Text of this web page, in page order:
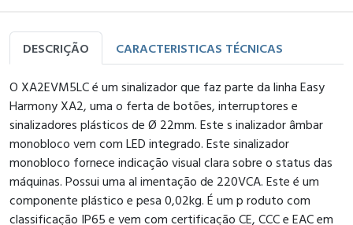
DESCRIÇÃO CARACTERISTICAS TÉCNICAS
O XA2EVM5LC é um sinalizador que faz parte da linha Easy
Harmony XA2, uma o ferta de botões, interruptores e
sinalizadores plásticos de Ø 22mm. Este s inalizador âmbar
monobloco vem com LED integrado. Este sinalizador
monobloco fornece indicação visual clara sobre o status das
máquinas. Possui uma al imentação de 220VCA. Este é um
componente plástico e pesa 0,02kg. É um p roduto com
classificação IP65 e vem com certificação CE, CCC e EAC em